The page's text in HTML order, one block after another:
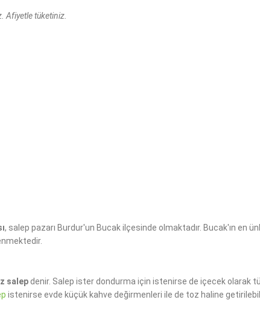
Afiyetle tüketiniz.
, salep pazarı Burdur'un Bucak ilçesinde olmaktadır. Bucak'ın en
salep denir. Salep ister dondurma için istenirse de içecek olarak
istenirse evde küçük kahve değirmenleri ile de toz haline